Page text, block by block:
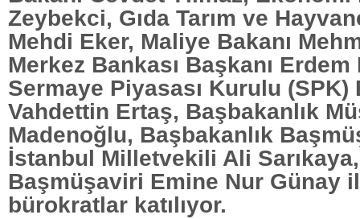
Zeybekci, Gıda Tarım ve
Mehdi Eker, Maliye Bakanı
Merkez Bankası Başkanı Erdem
Sermaye Piyasası Kurulu (SPK)
Vahdettin Ertaş, Başbakanlık
Madenoğlu, Başbakanlık
İstanbul Milletvekili Ali
Başmüşaviri Emine Nur Günay
bürokratlar katılıyor.